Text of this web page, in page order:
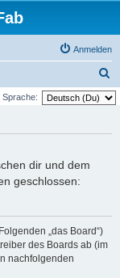
Anmelden
u
Sprache:
dir und dem
geschlossen:
„das Board“)
des Boards ab (im
nachfolgenden